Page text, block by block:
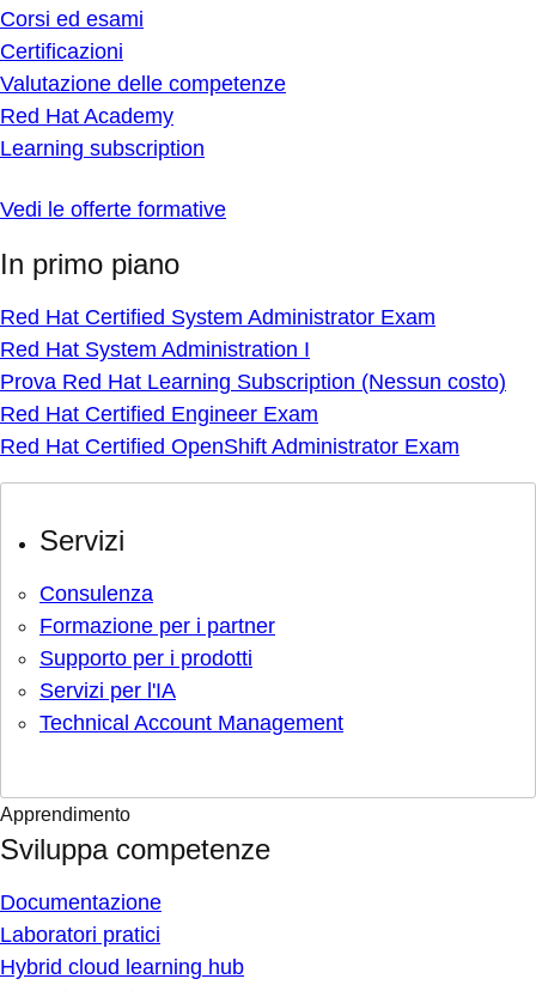
Corsi ed esami
Certificazioni
Valutazione delle competenze
Red Hat Academy
Learning subscription
Vedi le offerte formative
In primo piano
Red Hat Certified System Administrator Exam
Red Hat System Administration I
Prova Red Hat Learning Subscription (Nessun costo)
Red Hat Certified Engineer Exam
Red Hat Certified OpenShift Administrator Exam
Servizi
Consulenza
Formazione per i partner
Supporto per i prodotti
Servizi per l'IA
Technical Account Management
Apprendimento
Sviluppa competenze
Documentazione
Laboratori pratici
Hybrid cloud learning hub